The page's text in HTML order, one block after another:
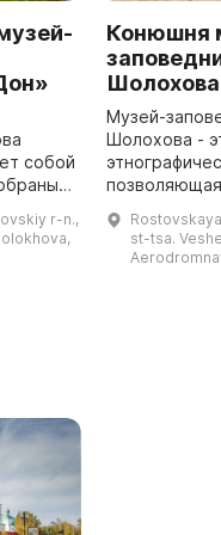
собой
r-n.,
Конюшня
Шолохова
Музей-
Шолохова -
открылась в
экскурсии
st-tsa.